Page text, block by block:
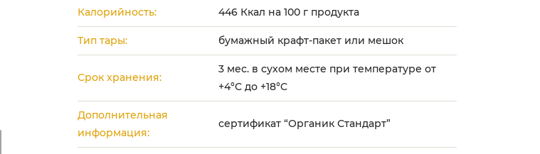
Калорийность: 446 Ккал на 100 г продукта
Тип тары: бумажный крафт-пакет или мешок
Срок хранения:
3 мес. в сухом месте при температуре от
+4°C до +18°C
Дополнительная
информация:
сертификат “Органик Стандарт”